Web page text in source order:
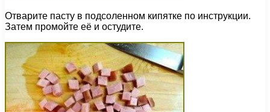
Отварите пасту в подсоленном кипятке по инструкции.
Затем промойте её и остудите.